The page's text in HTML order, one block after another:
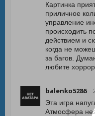
Картинка
приличное
управление
происходить
действием и
когда не
за багов.
любите хоррор.
balenko5286
Эта игра
Атмосфера